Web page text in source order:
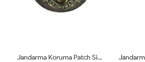
Jandarma Koruma Patch Siyah